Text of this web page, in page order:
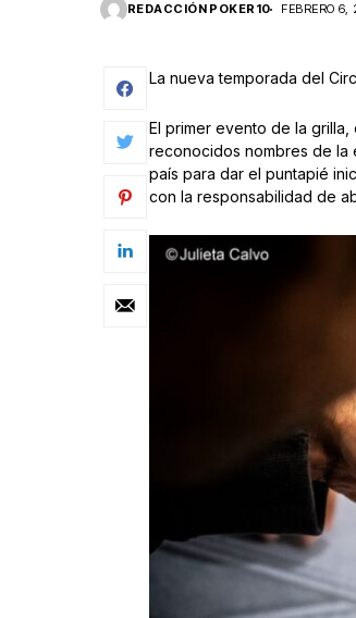
REDACCIÓN POKER10 FEBRERO
La nueva temporada del
El primer evento de la
reconocidos nombres de la
país para dar el puntapié
con la responsabilidad de